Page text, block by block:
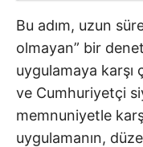
Bu adım, uzun
olmayan” bir
uygulamaya karşı
ve Cumhuriyetçi
memnuniyetle
uygulamanın,